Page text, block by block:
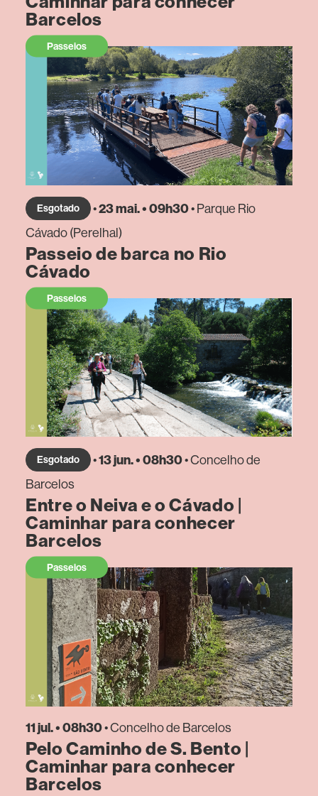
Barcelos
Passeios
Esgotado •23 mai. • 09h30• Parque Rio
Cávado (Perelhal)
Passeio de barca no Rio
Cávado
Passeios
Esgotado •13 jun. • 08h30• Concelho de
Barcelos
Entre o Neiva e o Cávado |
Caminhar para conhecer
Barcelos
Passeios
11 jul. • 08h30• Concelho de Barcelos
Pelo Caminho de S. Bento |
Caminhar para conhecer
Barcelos